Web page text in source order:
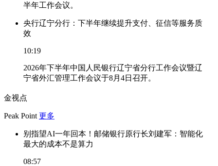
半年工作会议。
央行辽宁分行：下半年继续提升支付、征信等服务质
效
10:19
2026年下半年中国人民银行辽宁省分行工作会议暨辽
宁省外汇管理工作会议于8月4日召开。
金视点
Peak Point 更多
别指望AI一年回本！邮储银行原行长刘建军：智能化
最大的成本不是算力
08:57